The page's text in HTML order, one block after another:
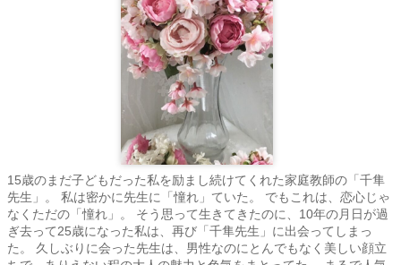
15歳のまだ子どもだった私を励まし続けてくれた家庭教師の「千隼
先生」。 私は密かに先生に「憧れ」ていた。 でもこれは、恋心じゃ
なくただの「憧れ」。 そう思って生きてきたのに、10年の月日が過
ぎ去って25歳になった私は、再び「千隼先生」に出会ってしまっ
た。 久しぶりに会った先生は、男性なのにとんでもなく美しい顔立